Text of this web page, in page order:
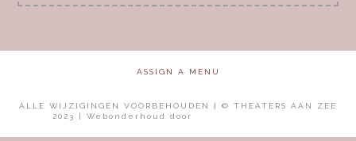
ASSIGN A MENU
ALLE WIJZIGINGEN VOORBEHOUDEN | © THEATERS AAN ZEE
2023 | Webonderhoud door